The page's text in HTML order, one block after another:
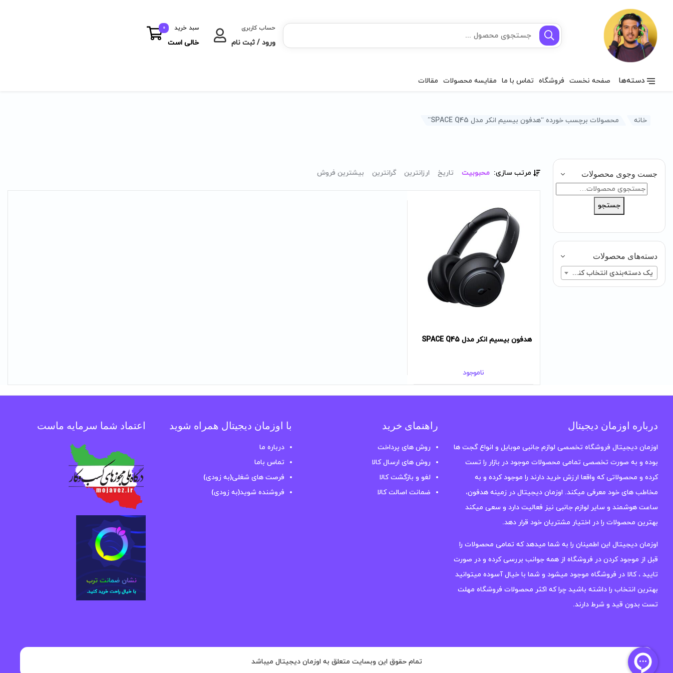
حساب کاربری
ورود / ثبت نام
سبد خرید
خالی است
0
دسته‌ها صفحه نخست فروشگاه تماس با ما مقایسه محصولات مقالات
خانه محصولات برچسب خورده “هدفون بیسیم انکر مدل SPACE Q45”
جست وجوی محصولات
جستجو
جستجو
دسته‌های محصولات
یک دسته‌بندی انتخاب کنید
مرتب سازی: محبوبیت تاریخ ارزانترین گرانترین بیشترین فروش
هدفون بیسیم انکر مدل SPACE Q45
ناموجود
درباره اوزمان دیجیتال
اوزمان دیجیتال فروشگاه تخصصی لوازم جانبی موبایل و انواع گجت ها
بوده و به صورت تخصصی تمامی محصولات موجود در بازار را تست
کرده و محصولاتی که واقعا ارزش خرید دارند را موجود کرده و به
مخاطب های خود معرفی میکند. اوزمان دیجیتال در زمینه هدفون،
ساعت هوشمند و سایر لوازم جانبی نیز فعالیت دارد و سعی میکند
بهترین محصولات را در اختیار مشتریان خود قرار دهد.
اوزمان دیجیتال این اطمینان را به شما میدهد که تمامی محصولات را
قبل از موجود کردن در فروشگاه از همه جوانب بررسی کرده و در صورت
تایید ، کالا در فروشگاه موجود میشود و شما با خیال آسوده میتوانید
بهترین انتخاب را داشته باشید چرا که اکثر محصولات فروشگاه مهلت
تست بدون قید و شرط دارند.
راهنمای خرید
روش های پرداخت
روش های ارسال کالا
لغو و بازگشت کالا
ضمانت اصالت کالا
با اوزمان دیجیتال همراه شوید
درباره ما
تماس باما
فرصت های شغلی(به زودی)
فروشنده شوید(به زودی)
اعتماد شما سرمایه ماست
تمام حقوق این وبسایت متعلق به اوزمان دیجیتال میباشد